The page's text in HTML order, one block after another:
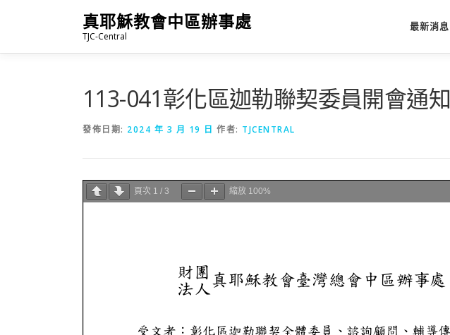
要
真耶穌教會中區辦事處
TJC-Central
最新消息
113-041彰化區迦勒聯契委員開會通知
發佈日期: 2024 年 3 月 19 日 作者: TJCENTRAL
頁次 1 / 3 縮放 100%